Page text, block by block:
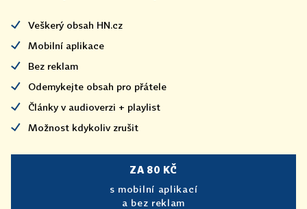
Veškerý obsah HN.cz
Mobilní aplikace
Bez reklam
Odemykejte obsah pro přátele
Články v audioverzi + playlist
Možnost kdykoliv zrušit
ZA 80 KČ
s mobilní aplikací
a bez reklam